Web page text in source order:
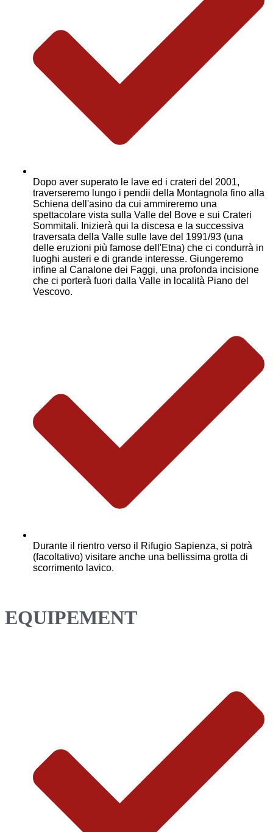
Dopo aver superato le lave ed i crateri del 2001,
traverseremo lungo i pendii della Montagnola fino alla
Schiena dell'asino da cui ammireremo una
spettacolare vista sulla Valle del Bove e sui Crateri
Sommitali. Inizierà qui la discesa e la successiva
traversata della Valle sulle lave del 1991/93 (una
delle eruzioni più famose dell'Etna) che ci condurrà in
luoghi austeri e di grande interesse. Giungeremo
infine al Canalone dei Faggi, una profonda incisione
che ci porterà fuori dalla Valle in località Piano del
Vescovo.
Durante il rientro verso il Rifugio Sapienza, si potrà
(facoltativo) visitare anche una bellissima grotta di
scorrimento lavico.
EQUIPEMENT